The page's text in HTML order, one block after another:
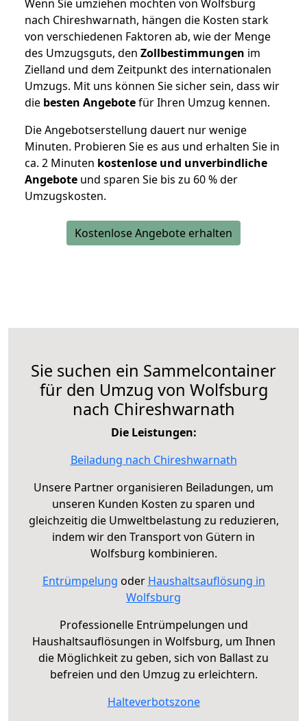
Wenn Sie umziehen möchten von Wolfsburg
nach Chireshwarnath, hängen die Kosten stark
von verschiedenen Faktoren ab, wie der Menge
des Umzugsguts, den Zollbestimmungen im
Zielland und dem Zeitpunkt des internationalen
Umzugs. Mit uns können Sie sicher sein, dass wir
die besten Angebotefür Ihren Umzug kennen.
Die Angebotserstellung dauert nur wenige
Minuten. Probieren Sie es aus und erhalten Sie in
ca. 2 Minuten kostenlose und unverbindliche
Angebote und sparen Sie bis zu 60 % der
Umzugskosten.
Kostenlose Angebote erhalten
Sie suchen ein Sammelcontainer
für den Umzug von Wolfsburg
nach Chireshwarnath
Die Leistungen:
Beiladung nach Chireshwarnath
Unsere Partner organisieren Beiladungen, um
unseren Kunden Kosten zu sparen und
gleichzeitig die Umweltbelastung zu reduzieren,
indem wir den Transport von Gütern in
Wolfsburg kombinieren.
Entrümpelung oder Haushaltsauflösung in
Wolfsburg
Professionelle Entrümpelungen und
Haushaltsauflösungen in Wolfsburg, um Ihnen
die Möglichkeit zu geben, sich von Ballast zu
befreien und den Umzug zu erleichtern.
Halteverbotszone